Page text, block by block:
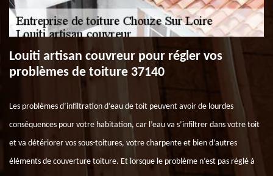
Louiti artisan couvreur pour régler vos
problèmes de toiture 37140
Les problèmes d’infiltration d’eau de toit peuvent avoir de lourdes
conséquences pour votre habitation, car l’eau va s’infiltrer dans votre toit
et va détériorer vos sous-toitures, votre charpente et bien d’autres
éléments de couverture toiture. Et lorsque le problème n’est pas réglé à